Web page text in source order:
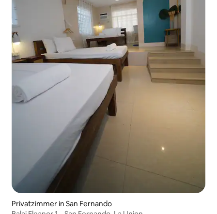
Privatzimmer in San Fernando